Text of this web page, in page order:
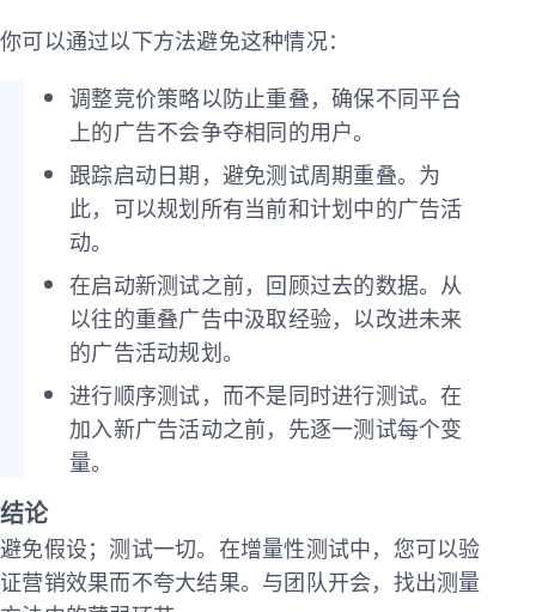
你可以通过以下方法避免这种情况：
调整竞价策略以防止重叠，确保不同平台
上的广告不会争夺相同的用户。
跟踪启动日期，避免测试周期重叠。为
此，可以规划所有当前和计划中的广告活
动。
在启动新测试之前，回顾过去的数据。从
以往的重叠广告中汲取经验，以改进未来
的广告活动规划。
进行顺序测试，而不是同时进行测试。在
加入新广告活动之前，先逐一测试每个变
量。
结论
避免假设；测试一切。在增量性测试中，您可以验
证营销效果而不夸大结果。与团队开会，找出测量